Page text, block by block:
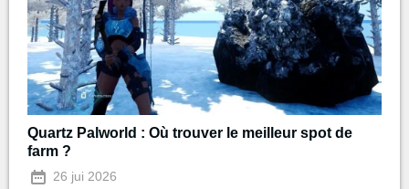
Quartz Palworld : Où trouver le meilleur spot de
farm ?
26 jui 2026